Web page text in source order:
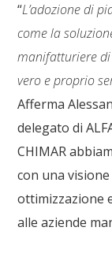
“L’adozione di
come la
manifatturiere
vero e proprio
Afferma
delegato di
CHIMAR
con una
ottimizzazione
alle aziende